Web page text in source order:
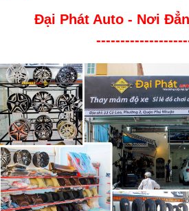
Đại Phát Auto - Nơi